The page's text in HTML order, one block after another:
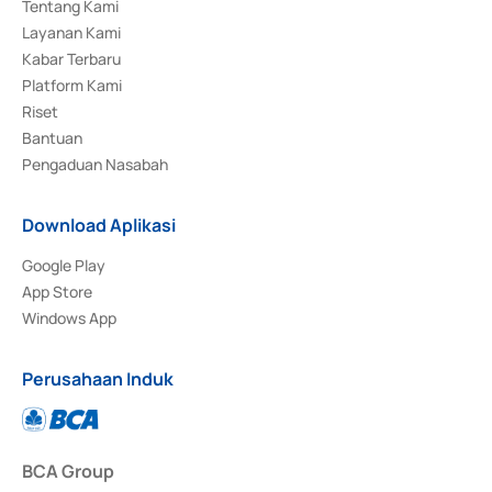
Tentang Kami
Layanan Kami
Kabar Terbaru
Platform Kami
Riset
Bantuan
Pengaduan Nasabah
Download Aplikasi
Google Play
App Store
Windows App
Perusahaan Induk
BCA Group